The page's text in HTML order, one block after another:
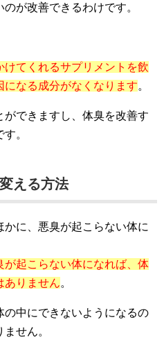
が改善できるわけです。
てくれるサプリメントを飲
なる成分がなくなります。
できますし、体臭を改善す
。
える方法
に、悪臭が起こらない体に
起こらない体になれば、体
ありません。
中にできないようになるの
せん。